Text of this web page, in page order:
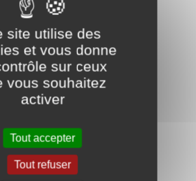
du conseil municipal du
du conseil municipal du
du conseil municipal du
site utilise des
et vous donne
sur ceux
vous souhaitez
activer
Tout accepter
Tout refuser